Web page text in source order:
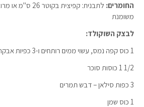
החומרים:
משומנת
לבצק השוקולד:
1 כוס קפה נמס, עשוי ממים רותחים ו-3 כפיות אבקת קפה נמס
1/2 1 כוסות סוכר
3 כפות סילאן – דבש תמרים
1 כוס שמן